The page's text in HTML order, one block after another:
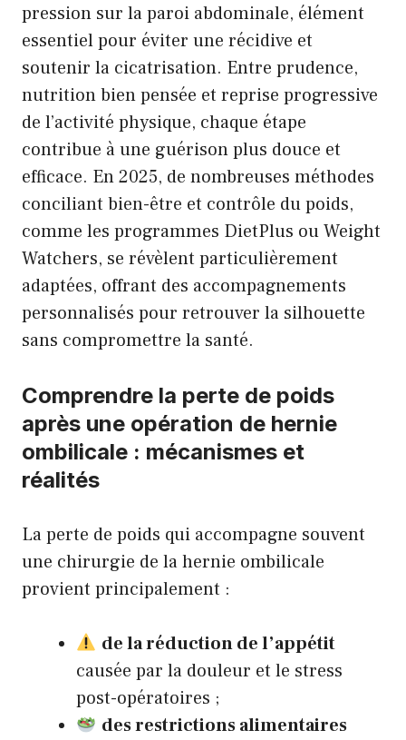
pression sur la paroi abdominale, élément
essentiel pour éviter une récidive et
soutenir la cicatrisation. Entre prudence,
nutrition bien pensée et reprise progressive
de l’activité physique, chaque étape
contribue à une guérison plus douce et
efficace. En 2025, de nombreuses méthodes
conciliant bien-être et contrôle du poids,
comme les programmes DietPlus ou Weight
Watchers, se révèlent particulièrement
adaptées, offrant des accompagnements
personnalisés pour retrouver la silhouette
sans compromettre la santé.
Comprendre la perte de poids
après une opération de hernie
ombilicale : mécanismes et
réalités
La perte de poids qui accompagne souvent
une chirurgie de la hernie ombilicale
provient principalement :
de la réduction de l’appétit
causée par la douleur et le stress
post-opératoires ;
des restrictions alimentaires